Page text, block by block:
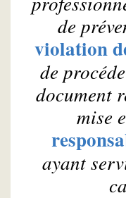
de
violation
de
document
mise
ayant